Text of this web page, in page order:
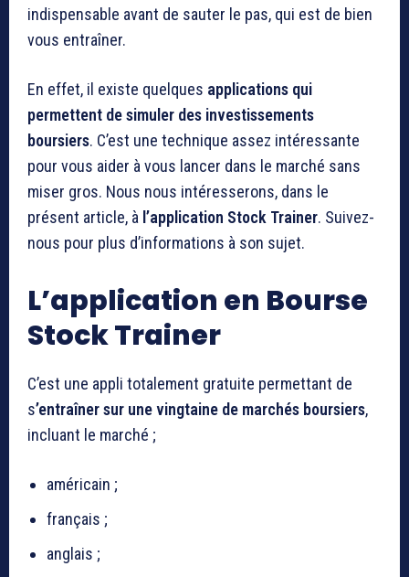
indispensable avant de sauter le pas, qui est de bien
vous entraîner.
En effet, il existe quelques applications qui
permettent de simuler des investissements
boursiers. C’est une technique assez intéressante
pour vous aider à vous lancer dans le marché sans
miser gros. Nous nous intéresserons, dans le
présent article, à l’application Stock Trainer. Suivez-
nous pour plus d’informations à son sujet.
L’application en Bourse
Stock Trainer
C’est une appli totalement gratuite permettant de
s’entraîner sur une vingtaine de marchés boursiers,
incluant le marché ;
américain ;
français ;
anglais ;